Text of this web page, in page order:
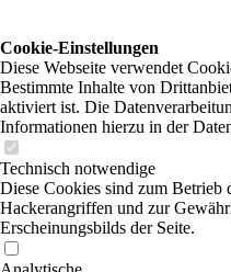
Cookie-Einstellungen
Diese Webseite verwendet
Bestimmte Inhalte von
aktiviert ist. Die
Informationen hierzu in der
Technisch notwendige
Diese Cookies sind zum Betrieb
Hackerangriffen und zur
Erscheinungsbilds der Seite.